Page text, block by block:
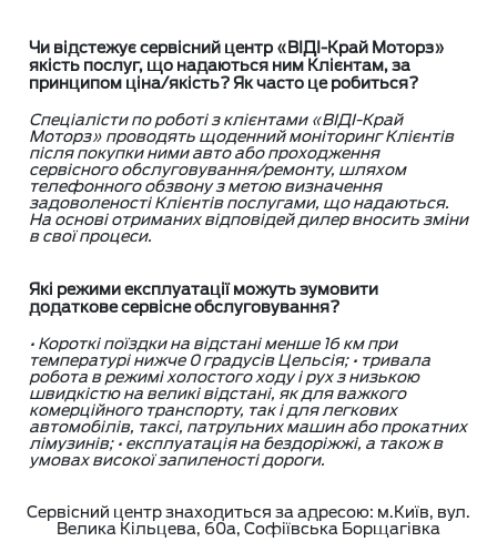
Чи відстежує сервісний центр «ВІДІ-Край Моторз»
якість послуг, що надаються ним Клієнтам, за
принципом ціна/якість? Як часто це робиться?
Спеціалісти по роботі з клієнтами «ВІДІ-Край
Моторз» проводять щоденний моніторинг Клієнтів
після покупки ними авто або проходження
сервісного обслуговування/ремонту, шляхом
телефонного обзвону з метою визначення
задоволеності Клієнтів послугами, що надаються.
На основі отриманих відповідей дилер вносить зміни
в свої процеси.
Які режими експлуатації можуть зумовити
додаткове сервісне обслуговування?
• Короткі поїздки на відстані менше 16 км при
температурі нижче 0 градусів Цельсія; • тривала
робота в режимі холостого ходу і рух з низькою
швидкістю на великі відстані, як для важкого
комерційного транспорту, так і для легкових
автомобілів, таксі, патрульних машин або прокатних
лімузинів; • експлуатація на бездоріжжі, а також в
умовах високої запиленості дороги.
Сервісний центр знаходиться за адресою: м.Київ, вул.
Велика Кільцева, 60а, Софіївська Борщагівка